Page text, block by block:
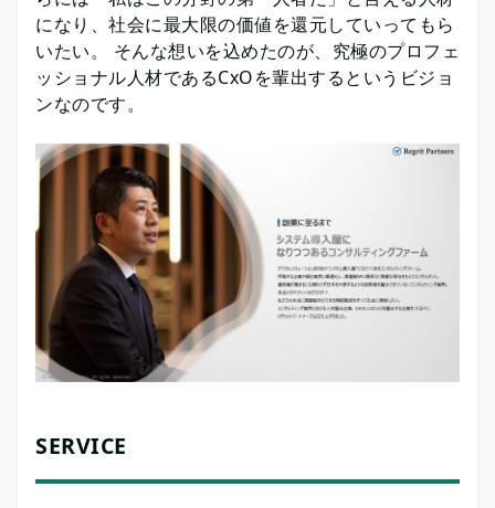
になり、社会に最大限の価値を還元していってもら
いたい。 そんな想いを込めたのが、究極のプロフェ
ッショナル人材であるCxOを輩出するというビジョ
ンなのです。
SERVICE